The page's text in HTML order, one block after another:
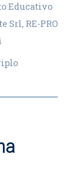
Educativo
Srl, RE-PRO